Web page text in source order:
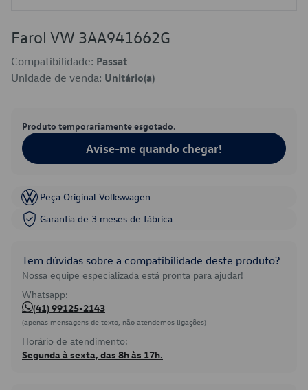
Farol VW 3AA941662G
Compatibilidade: Passat
Unidade de venda: Unitário(a)
Produto temporariamente esgotado.
Avise-me quando chegar!
Peça Original Volkswagen
Garantia de 3 meses de fábrica
Tem dúvidas sobre a compatibilidade deste produto?
Nossa equipe especializada está pronta para ajudar!
Whatsapp:
(41) 99125-2143
(apenas mensagens de texto, não atendemos ligações)
Horário de atendimento:
Segunda à sexta, das 8h às 17h.